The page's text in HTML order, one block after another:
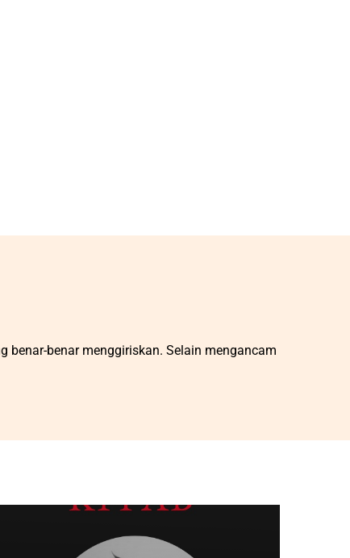
benar-benar menggiriskan. Selain mengancam